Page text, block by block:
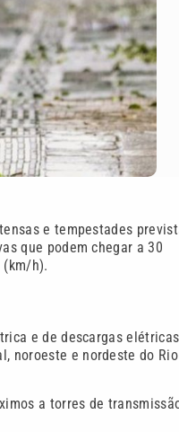
e tempestades
que podem chegar a 30
(km/h).
e de descargas
noroeste e nordeste do Rio
a torres de